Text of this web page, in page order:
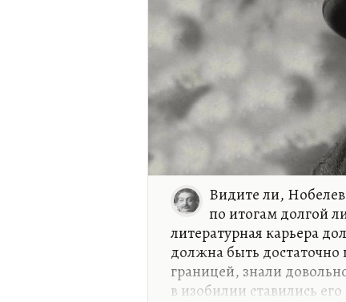
Видите ли,
по итогам долгой
литературная карьера
должна быть достаточно
границей, знали
в изобилии ставились